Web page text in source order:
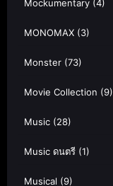
Mockumentary (4)
MONOMAX (3)
Monster (73)
Movie Collection (9)
Music (28)
Music ดนตรี (1)
Musical (9)